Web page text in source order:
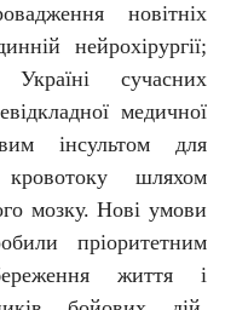
новітніх
нейрохірургії;
сучасних
медичної
інсультом для
кровотоку шляхом
мозку. Нові умови
пріоритетним
життя і